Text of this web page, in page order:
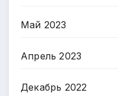
Май 2023
Апрель 2023
Декабрь 2022